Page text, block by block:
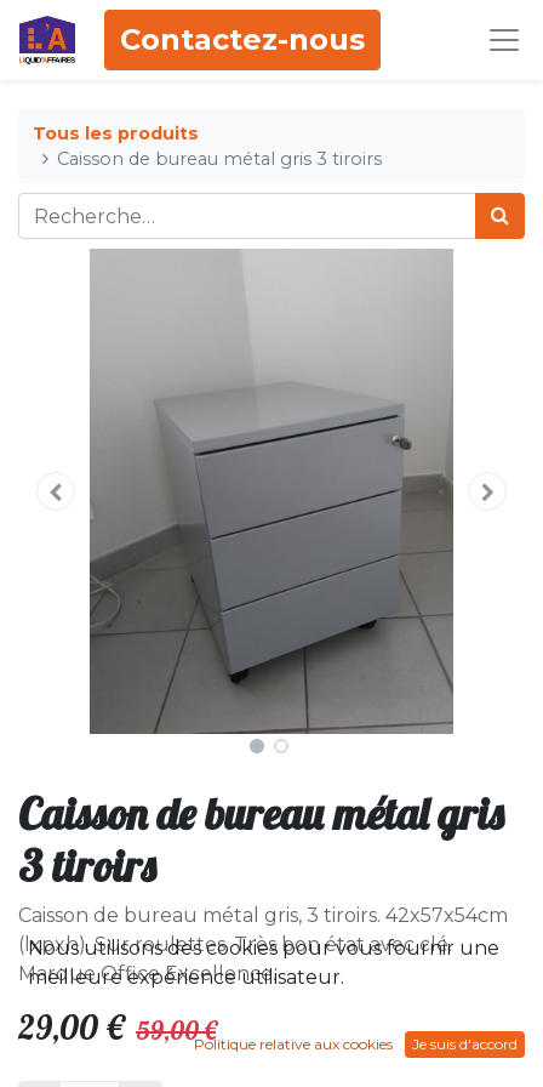
Contactez-nous
Tous les produits
Caisson de bureau métal gris 3 tiroirs
Caisson de bureau métal gris
3 tiroirs
Caisson de bureau métal gris, 3 tiroirs. 42x57x54cm
(lxpxh). Sur roulettes. Très bon état avec clé.
Marque Office Excellence.
29,00 € 59,00€
Nous utilisons des cookies pour vous fournir une
meilleure expérience utilisateur.
Politique relative aux cookies Je suis d'accord